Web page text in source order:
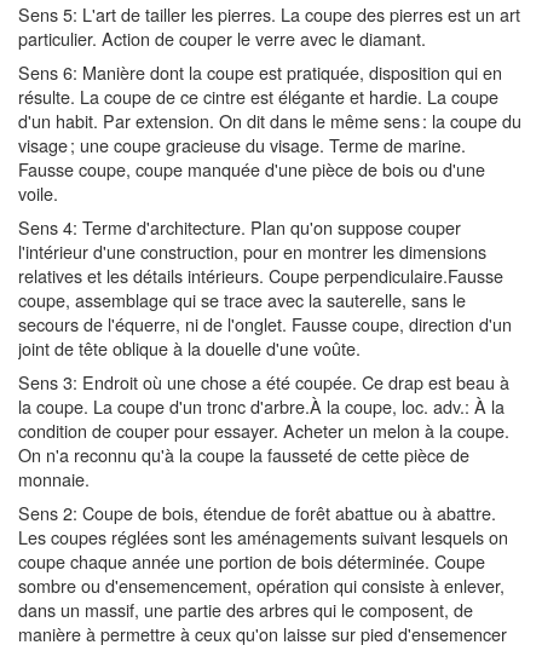
Sens 5: L'art de tailler les pierres. La coupe des pierres est un art
particulier. Action de couper le verre avec le diamant.
Sens 6: Manière dont la coupe est pratiquée, disposition qui en
résulte. La coupe de ce cintre est élégante et hardie. La coupe
d'un habit. Par extension. On dit dans le même sens : la coupe du
visage ; une coupe gracieuse du visage. Terme de marine.
Fausse coupe, coupe manquée d'une pièce de bois ou d'une
voile.
Sens 4: Terme d'architecture. Plan qu'on suppose couper
l'intérieur d'une construction, pour en montrer les dimensions
relatives et les détails intérieurs. Coupe perpendiculaire.Fausse
coupe, assemblage qui se trace avec la sauterelle, sans le
secours de l'équerre, ni de l'onglet. Fausse coupe, direction d'un
joint de tête oblique à la douelle d'une voûte.
Sens 3: Endroit où une chose a été coupée. Ce drap est beau à
la coupe. La coupe d'un tronc d'arbre.À la coupe, loc. adv.: À la
condition de couper pour essayer. Acheter un melon à la coupe.
On n'a reconnu qu'à la coupe la fausseté de cette pièce de
monnaie.
Sens 2: Coupe de bois, étendue de forêt abattue ou à abattre.
Les coupes réglées sont les aménagements suivant lesquels on
coupe chaque année une portion de bois déterminée. Coupe
sombre ou d'ensemencement, opération qui consiste à enlever,
dans un massif, une partie des arbres qui le composent, de
manière à permettre à ceux qu'on laisse sur pied d'ensemencer